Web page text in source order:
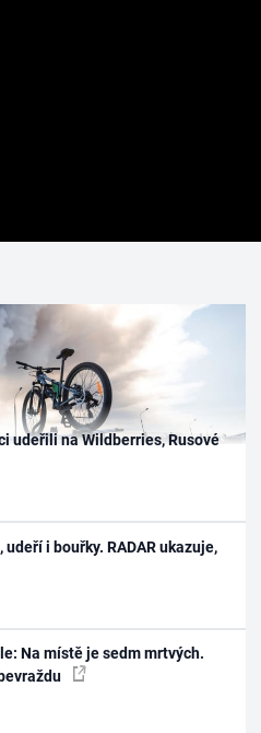
udeřili na Wildberries, Rusové
i bouřky. RADAR ukazuje,
Na místě je sedm mrtvých.